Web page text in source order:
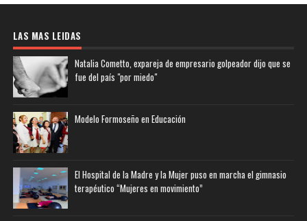
LAS MAS LEIDAS
Natalia Cometto, expareja de empresario golpeador dijo que se
fue del país "por miedo"
Modelo Formoseño en Educación
El Hospital de la Madre y la Mujer puso en marcha el gimnasio
terapéutico “Mujeres en movimiento”